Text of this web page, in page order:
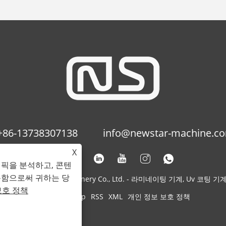
13738307138 info@newstar-
Feihua Printing Machinery Co., Ltd. - 라미네이팅 기계, Uv 코팅 기
Sitemap RSS XML 개인 정보 보호 정책
X
을 분석하고, 콘텐
으로써 귀하는 당
정책